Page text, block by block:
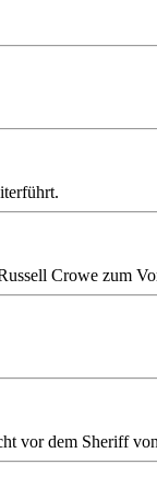
Crowe zum
vor dem Sheriff